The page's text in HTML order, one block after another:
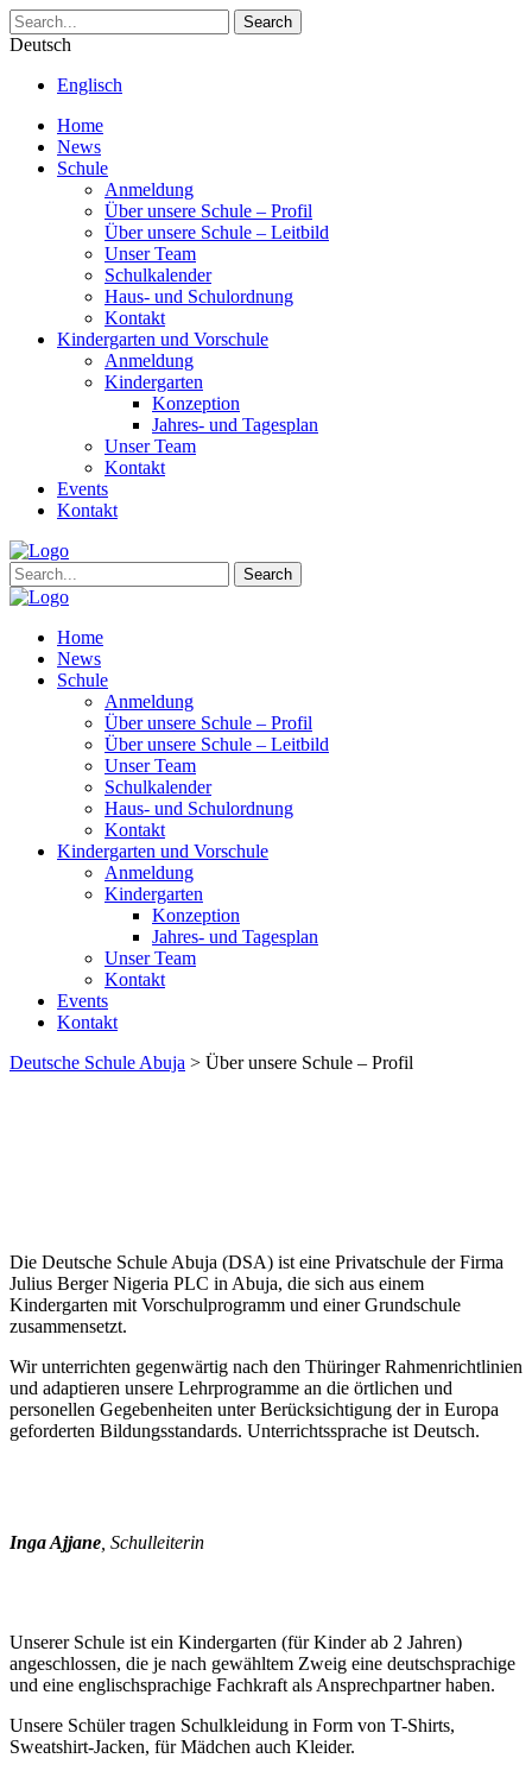
Search
Deutsch
Englisch
Home
News
Schule
Anmeldung
Über unsere Schule – Profil
Über unsere Schule – Leitbild
Unser Team
Schulkalender
Haus- und Schulordnung
Kontakt
Kindergarten und Vorschule
Anmeldung
Kindergarten
Konzeption
Jahres- und Tagesplan
Unser Team
Kontakt
Events
Kontakt
Search
Home
News
Schule
Anmeldung
Über unsere Schule – Profil
Über unsere Schule – Leitbild
Unser Team
Schulkalender
Haus- und Schulordnung
Kontakt
Kindergarten und Vorschule
Anmeldung
Kindergarten
Konzeption
Jahres- und Tagesplan
Unser Team
Kontakt
Events
Kontakt
Deutsche Schule Abuja > Über unsere Schule – Profil
Die Deutsche Schule Abuja (DSA) ist eine Privatschule der Firma
Julius Berger Nigeria PLC in Abuja, die sich aus einem
Kindergarten mit Vorschulprogramm und einer Grundschule
zusammensetzt.
Wir unterrichten gegenwärtig nach den Thüringer Rahmenrichtlinien
und adaptieren unsere Lehrprogramme an die örtlichen und
personellen Gegebenheiten unter Berücksichtigung der in Europa
geforderten Bildungsstandards. Unterrichtssprache ist Deutsch.
Inga Ajjane , Schulleiterin
Unserer Schule ist ein Kindergarten (für Kinder ab 2 Jahren)
angeschlossen, die je nach gewähltem Zweig eine deutschsprachige
und eine englischsprachige Fachkraft als Ansprechpartner haben.
Unsere Schüler tragen Schulkleidung in Form von T-Shirts,
Sweatshirt-Jacken, für Mädchen auch Kleider.